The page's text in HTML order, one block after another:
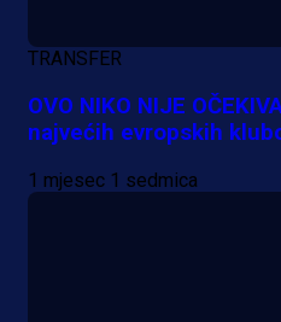
1 dan 19 h
TRANSFER
OVO NIKO NIJE
najvećih evropskih
1 mjesec 1 sedmica